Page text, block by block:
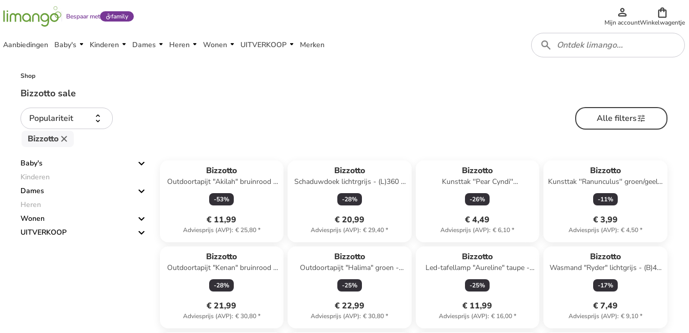
Bespaar met family
Mijn accountWinkelwagentje
Aanbiedingen Baby's Kinderen Dames Heren Wonen UITVERKOOP Merken
Shop
Bizzotto sale
Populariteit
Alle filters
Bizzotto
Baby's
Kinderen
Dames
Heren
Wonen
UITVERKOOP
Bizzotto
Outdoortapijt "Akilah" bruinrood -
Ø 180 cm
-53%
€ 11,99
Adviesprijs (AVP): € 25,80*
Bizzotto
Schaduwdoek lichtrgrijs - (L)360 x
(B)360 cm
-28%
€ 20,99
Adviesprijs (AVP): € 29,40*
Bizzotto
Kunsttak ''Pear Cyndi''
lichtroze/groen - (L)48 x (B)18 cm
-26%
€ 4,49
Adviesprijs (AVP): € 6,10*
Bizzotto
Kunsttak ''Ranunculus'' groen/geel -
(L)61 cm
-11%
€ 3,99
Adviesprijs (AVP): € 4,50*
Bizzotto
Outdoortapijt "Kenan" bruinrood -
(L)230 x (B)160 cm
-28%
€ 21,99
Adviesprijs (AVP): € 30,80*
Bizzotto
Outdoortapijt "Halima" groen -
(L)230 x (B)160 cm
-25%
€ 22,99
Adviesprijs (AVP): € 30,80*
Bizzotto
Led-tafellamp "Aureline" taupe -
(H)19 x Ø 12 cm
-25%
€ 11,99
Adviesprijs (AVP): € 16,00*
Bizzotto
Wasmand "Ryder" lichtgrijs - (B)40
x (H)48 cm
-17%
€ 7,49
Adviesprijs (AVP): € 9,10*